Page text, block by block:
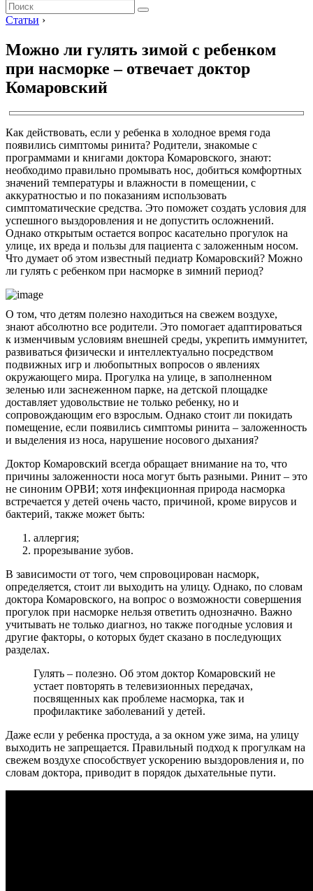
Статьи ›
Можно ли гулять зимой с ребенком
при насморке – отвечает доктор
Комаровский
Как действовать, если у ребенка в холодное время года
появились симптомы ринита? Родители, знакомые с
программами и книгами доктора Комаровского, знают:
необходимо правильно промывать нос, добиться комфортных
значений температуры и влажности в помещении, с
аккуратностью и по показаниям использовать
симптоматические средства. Это поможет создать условия для
успешного выздоровления и не допустить осложнений.
Однако открытым остается вопрос касательно прогулок на
улице, их вреда и пользы для пациента с заложенным носом.
Что думает об этом известный педиатр Комаровский? Можно
ли гулять с ребенком при насморке в зимний период?
О том, что детям полезно находиться на свежем воздухе,
знают абсолютно все родители. Это помогает адаптироваться
к изменчивым условиям внешней среды, укрепить иммунитет,
развиваться физически и интеллектуально посредством
подвижных игр и любопытных вопросов о явлениях
окружающего мира. Прогулка на улице, в заполненном
зеленью или заснеженном парке, на детской площадке
доставляет удовольствие не только ребенку, но и
сопровождающим его взрослым. Однако стоит ли покидать
помещение, если появились симптомы ринита – заложенность
и выделения из носа, нарушение носового дыхания?
Доктор Комаровский всегда обращает внимание на то, что
причины заложенности носа могут быть разными. Ринит – это
не синоним ОРВИ; хотя инфекционная природа насморка
встречается у детей очень часто, причиной, кроме вирусов и
бактерий, также может быть:
аллергия;
прорезывание зубов.
В зависимости от того, чем спровоцирован насморк,
определяется, стоит ли выходить на улицу. Однако, по словам
доктора Комаровского, на вопрос о возможности совершения
прогулок при насморке нельзя ответить однозначно. Важно
учитывать не только диагноз, но также погодные условия и
другие факторы, о которых будет сказано в последующих
разделах.
Гулять – полезно. Об этом доктор Комаровский не
устает повторять в телевизионных передачах,
посвященных как проблеме насморка, так и
профилактике заболеваний у детей.
Даже если у ребенка простуда, а за окном уже зима, на улицу
выходить не запрещается. Правильный подход к прогулкам на
свежем воздухе способствует ускорению выздоровления и, по
словам доктора, приводит в порядок дыхательные пути.